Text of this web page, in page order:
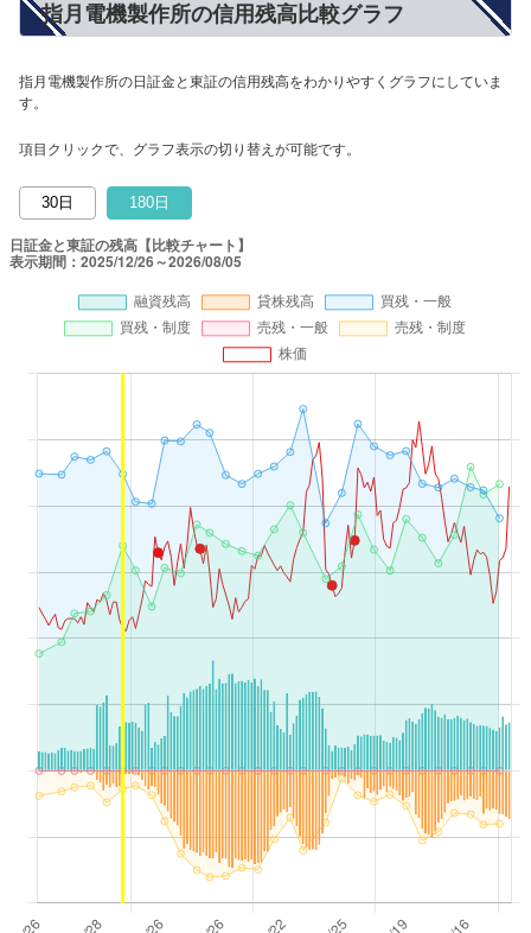
指月電機製作所の信用残高比較グラフ
指月電機製作所の日証金と東証の信用残高をわかりやすくグラフにしていま
す。
項目クリックで、グラフ表示の切り替えが可能です。
30日 180日